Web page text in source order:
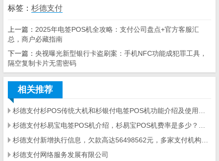
标签： 杉德支付
上一篇： 2025年电签POS机全攻略：支付公司盘点+官方客服汇
总，商户必藏指南
下一篇： 央视曝光新型银行卡盗刷案：手机NFC功能成犯罪工具，
隔空复制卡片无需密码
相关推荐
杉德支付杉POS传统大机和杉银付电签POS机功能介绍及使用流程
杉德支付杉易宝电签POS机介绍，杉易宝POS机费率是多少？杉易宝POS机单笔额度
杉德支付新增执行信息，欠款高达56498562元，多家支付机构成为被执行人
杉德支付网络服务发展有限公司